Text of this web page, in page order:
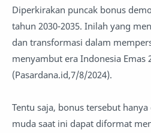
Diperkirakan puncak bonus
tahun 2030-2035. Inilah yang
dan transformasi dalam
menyambut era Indonesia Emas
(Pasardana.id,7/8/2024).
Tentu saja, bonus tersebut
muda saat ini dapat diformat